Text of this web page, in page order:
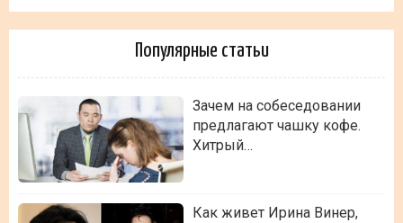
Популярные статьи
Зачем на собеседовании
предлагают чашку кофе.
Хитрый…
Как живет Ирина Винер,